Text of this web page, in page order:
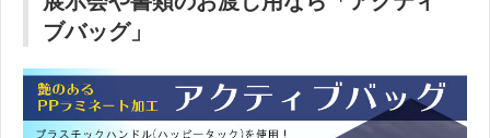
ブバッグ」